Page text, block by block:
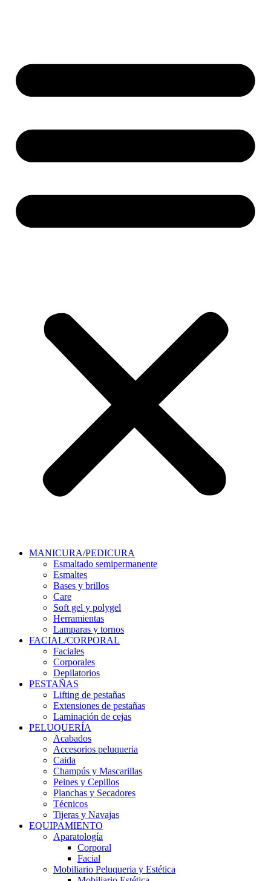
MANICURA/PEDICURA
Esmaltado semipermanente
Esmaltes
Bases y brillos
Care
Soft gel y polygel
Herramientas
Lamparas y tornos
FACIAL/CORPORAL
Faciales
Corporales
Depilatorios
PESTAÑAS
Lifting de pestañas
Extensiones de pestañas
Laminación de cejas
PELUQUERÍA
Acabados
Accesorios peluqueria
Caida
Champús y Mascarillas
Peines y Cepillos
Planchas y Secadores
Técnicos
Tijeras y Navajas
EQUIPAMIENTO
Aparatología
Corporal
Facial
Mobiliario Peluqueria y Estética